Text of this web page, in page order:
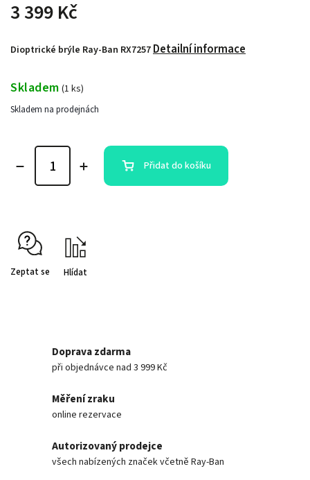
3 399 Kč
Dioptrické brýle Ray-Ban RX7257 Detailní informace
Skladem (1 ks)
Skladem na prodejnách
Přidat do košíku
Zeptat se Hlídat
Doprava zdarma
při objednávce nad 3 999 Kč
Měření zraku
online rezervace
Autorizovaný prodejce
všech nabízených značek včetně Ray-Ban